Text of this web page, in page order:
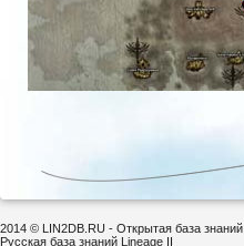
2014 © LIN2DB.RU - Открытая база знаний
Русская база знаний Lineage II